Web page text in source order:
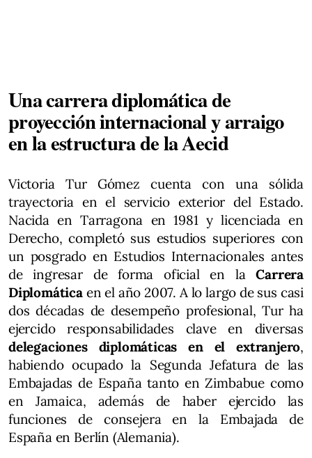
Una carrera diplomática de
proyección internacional y arraigo
en la estructura de la Aecid
Victoria Tur Gómez cuenta con una sólida
trayectoria en el servicio exterior del Estado.
Nacida en Tarragona en 1981 y licenciada en
Derecho, completó sus estudios superiores con
un posgrado en Estudios Internacionales antes
de ingresar de forma oficial en laCarrera
Diplomáticaen el año 2007. A lo largo de sus casi
dos décadas de desempeño profesional, Tur ha
ejercido responsabilidades clave en diversas
delegaciones diplomáticas en el extranjero,
habiendo ocupado la Segunda Jefatura de las
Embajadas de España tanto en Zimbabue como
en Jamaica, además de haber ejercido las
funciones de consejera en la Embajada de
España en Berlín (Alemania).